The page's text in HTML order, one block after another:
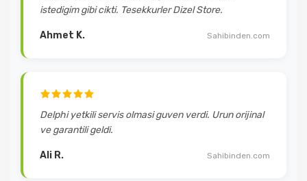
istedigim gibi cikti. Tesekkurler Dizel Store.
Ahmet K. Sahibinden.com
Delphi yetkili servis olmasi guven verdi. Urun orijinal
ve garantili geldi.
Ali R. Sahibinden.com